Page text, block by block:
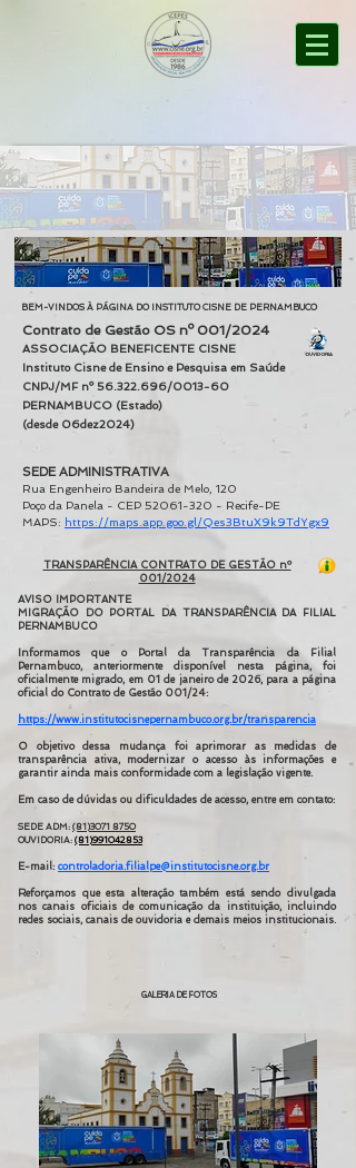
BEM-VINDOS À PÁGINA DO INSTITUTO CISNE DE PERNAMBUCO
Contrato de Gestão OS nº 001/2024
ASSOCIAÇÃO BENEFICENTE CISNE
Instituto Cisne de Ensino e Pesquisa em Saúde
CNPJ/MF nº 56.322.696/0013-60
PERNAMBUCO (Estado)
(desde 06dez2024)
OUVIDORIA
SEDE ADMINISTRATIVA
Rua Engenheiro Bandeira de Melo, 120
Poço da Panela - CEP 52061-320 - Recife-PE
MAPS: https://maps.app.goo.gl/Qes3BtuX9k9TdYgx9
TRANSPARÊNCIA CONTRATO DE GESTÃO nº
001/2024
AVISO IMPORTANTE
MIGRAÇÃO DO PORTAL DA TRANSPARÊNCIA DA FILIAL
PERNAMBUCO
Informamos que o Portal da Transparência da Filial
Pernambuco, anteriormente disponível nesta página, foi
oficialmente migrado, em 01 de janeiro de 2026, para a página
oficial do Contrato de Gestão 001/24:
https://www.institutocisnepernambuco.org.br/transparencia
O objetivo dessa mudança foi aprimorar as medidas de
transparência ativa, modernizar o acesso às informações e
garantir ainda mais conformidade com a legislação vigente.
Em caso de dúvidas ou dificuldades de acesso, entre em contato:
SEDE ADM: (81)3071 8750
OUVIDORIA: (81)991042853
E-mail: controladoria.filialpe@institutocisne.org.br
Reforçamos que esta alteração também está sendo divulgada
nos canais oficiais de comunicação da instituição, incluindo
redes sociais, canais de ouvidoria e demais meios institucionais.
GALERIA DE FOTOS